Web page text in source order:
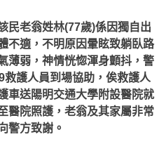
民老翁姓林(77歲)係因獨自出
不適，不明原因暈眩致躺臥路
薄弱，神情恍惚渾身顫抖，警
護人員到場協助，俟救護人
車送陽明交通大學附設醫院就
醫院照護，老翁及其家屬非常
警方致謝。